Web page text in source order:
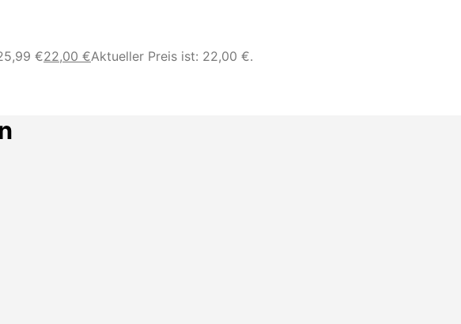
€22,00 €Aktueller Preis ist: 22,00 €.